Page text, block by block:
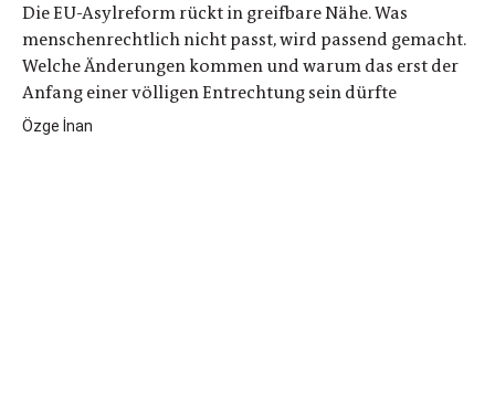
Die EU-Asylreform rückt in greifbare Nähe. Was
menschenrechtlich nicht passt, wird passend gemacht.
Welche Änderungen kommen und warum das erst der
Anfang einer völligen Entrechtung sein dürfte
Özge İnan